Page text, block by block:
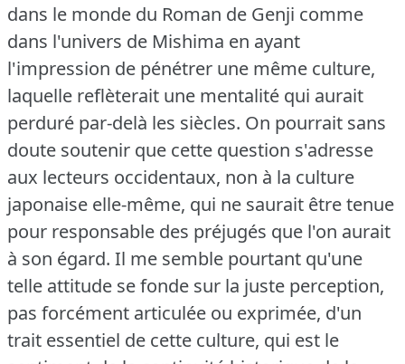
dans le monde du Roman de Genji comme
dans l'univers de Mishima en ayant
l'impression de pénétrer une même culture,
laquelle reflèterait une mentalité qui aurait
perduré par-delà les siècles. On pourrait sans
doute soutenir que cette question s'adresse
aux lecteurs occidentaux, non à la culture
japonaise elle-même, qui ne saurait être tenue
pour responsable des préjugés que l'on aurait
à son égard. Il me semble pourtant qu'une
telle attitude se fonde sur la juste perception,
pas forcément articulée ou exprimée, d'un
trait essentiel de cette culture, qui est le